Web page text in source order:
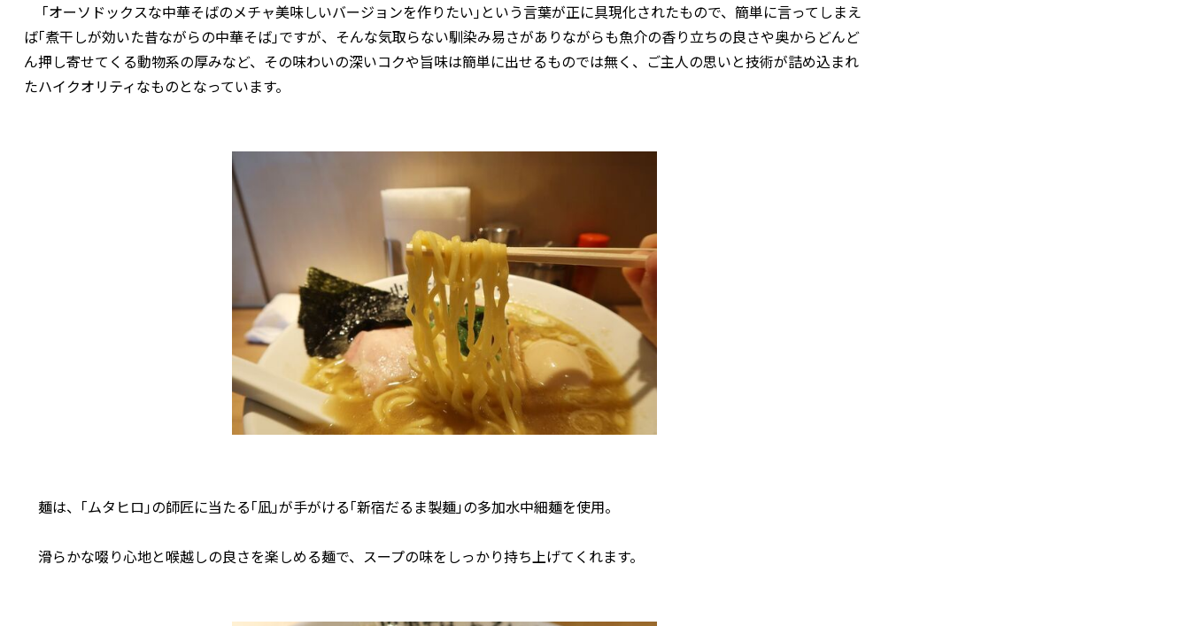
｢オーソドックスな中華そばのメチャ美味しいバージョンを作りたい｣という言葉が正に具現化されたもので、簡単に言ってしまえ
ば｢煮干しが効いた昔ながらの中華そば｣ですが、そんな気取らない馴染み易さがありながらも魚介の香り立ちの良さや奥からどんど
ん押し寄せてくる動物系の厚みなど、その味わいの深いコクや旨味は簡単に出せるものでは無く、ご主人の思いと技術が詰め込まれ
たハイクオリティなものとなっています。
麺は、｢ムタヒロ｣の師匠に当たる｢凪｣が手がける｢新宿だるま製麺｣の多加水中細麺を使用。
滑らかな啜り心地と喉越しの良さを楽しめる麺で、スープの味をしっかり持ち上げてくれます。